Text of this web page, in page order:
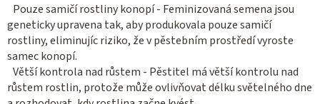
Pouze samičí rostliny konopí - Feminizovaná semena jsou
geneticky upravena tak, aby produkovala pouze samičí
rostliny, eliminujíc riziko, že v pěstebním prostředí vyroste
samec konopí.
Větší kontrola nad růstem - Pěstitel má větší kontrolu nad
růstem rostlin, protože může ovlivňovat délku světelného dne